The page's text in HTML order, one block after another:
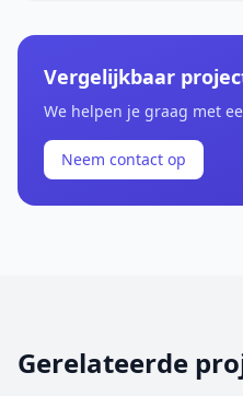
Vergelijkbaar
We helpen je graag met
Neem contact op
Gerelateerde